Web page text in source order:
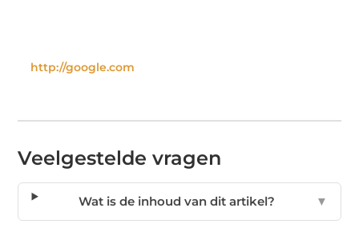
http://google.com
Veelgestelde vragen
Wat is de inhoud van dit artikel? ▼